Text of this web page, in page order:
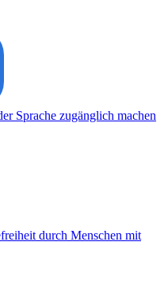
Sprache zugänglich machen
durch Menschen mit